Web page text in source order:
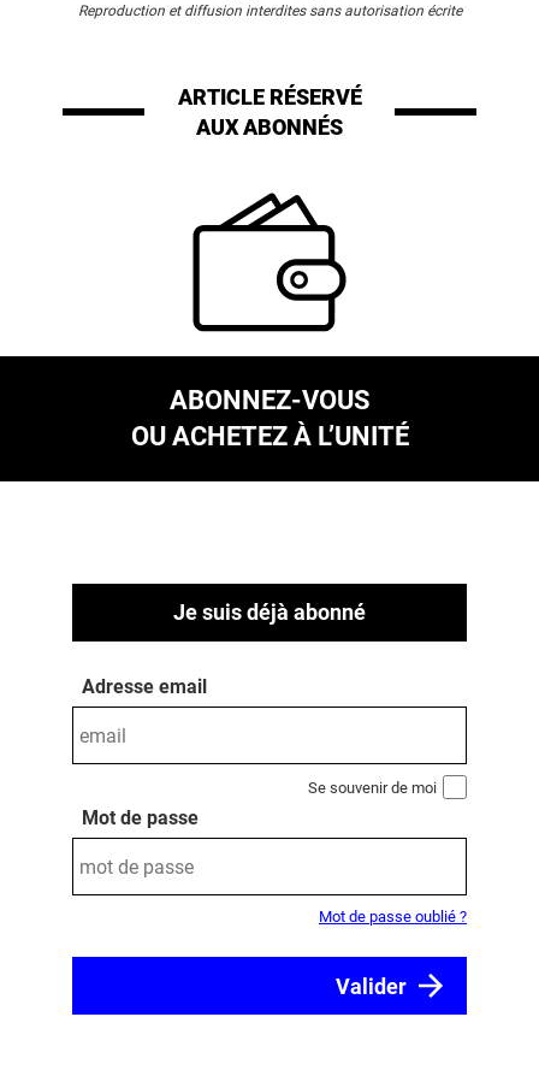
Reproduction et diffusion interdites sans autorisation écrite
ARTICLE RÉSERVÉ
AUX ABONNÉS
ABONNEZ-VOUS
OU ACHETEZ À L’UNITÉ
Je suis déjà abonné
Adresse email
Se souvenir de moi
Mot de passe
Mot de passe oublié ?